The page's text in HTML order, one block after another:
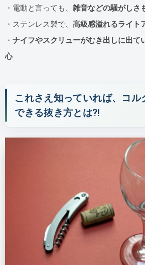
・電動と言っても、 雑音などの騒がしさ
・ステンレス製で、 高級感溢れるライト
・ ナイフやスクリューがむき出しに出て
心
これさえ知っていれば、コルクは簡単に開栓
できる抜き方とは⁈